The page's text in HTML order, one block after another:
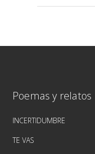
Poemas y relatos
INCERTIDUMBRE
TE VAS